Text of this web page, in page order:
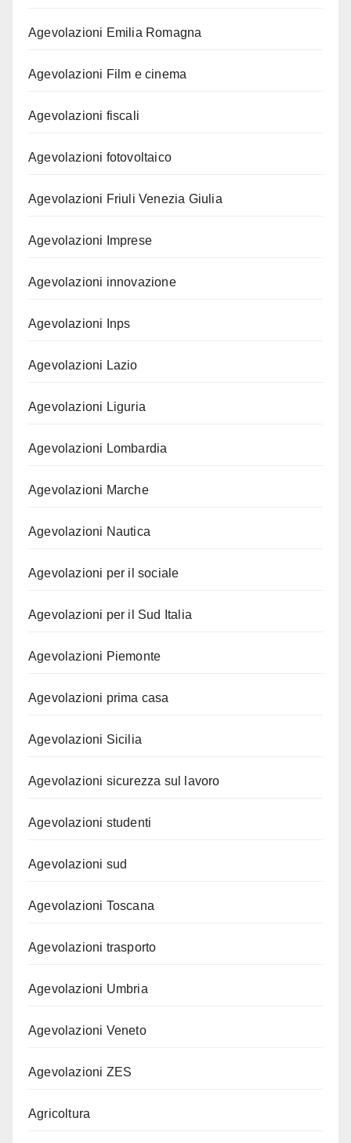
Agevolazioni Emilia Romagna
Agevolazioni Film e cinema
Agevolazioni fiscali
Agevolazioni fotovoltaico
Agevolazioni Friuli Venezia Giulia
Agevolazioni Imprese
Agevolazioni innovazione
Agevolazioni Inps
Agevolazioni Lazio
Agevolazioni Liguria
Agevolazioni Lombardia
Agevolazioni Marche
Agevolazioni Nautica
Agevolazioni per il sociale
Agevolazioni per il Sud Italia
Agevolazioni Piemonte
Agevolazioni prima casa
Agevolazioni Sicilia
Agevolazioni sicurezza sul lavoro
Agevolazioni studenti
Agevolazioni sud
Agevolazioni Toscana
Agevolazioni trasporto
Agevolazioni Umbria
Agevolazioni Veneto
Agevolazioni ZES
Agricoltura